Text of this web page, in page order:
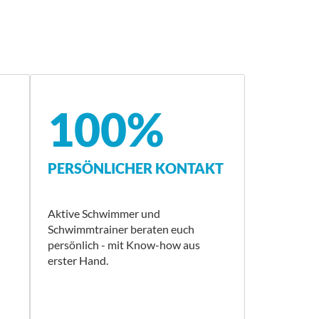
100%
PERSÖNLICHER KONTAKT
Aktive Schwimmer und
Schwimmtrainer beraten euch
persönlich - mit Know-how aus
erster Hand.